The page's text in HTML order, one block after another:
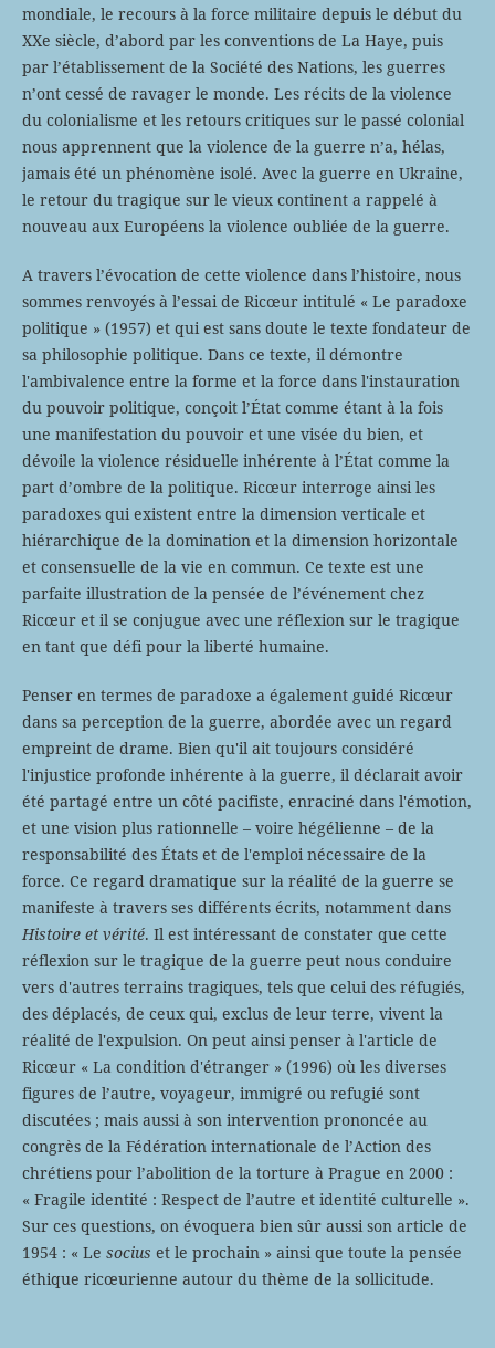
mondiale, le recours à la force militaire depuis le début du
XXe siècle, d’abord par les conventions de La Haye, puis
par l’établissement de la Société des Nations, les guerres
n’ont cessé de ravager le monde. Les récits de la violence
du colonialisme et les retours critiques sur le passé colonial
nous apprennent que la violence de la guerre n’a, hélas,
jamais été un phénomène isolé. Avec la guerre en Ukraine,
le retour du tragique sur le vieux continent a rappelé à
nouveau aux Européens la violence oubliée de la guerre.
A travers l’évocation de cette violence dans l’histoire, nous
sommes renvoyés à l’essai de Ricœur intitulé « Le paradoxe
politique » (1957) et qui est sans doute le texte fondateur de
sa philosophie politique. Dans ce texte, il démontre
l'ambivalence entre la forme et la force dans l'instauration
du pouvoir politique, conçoit l’État comme étant à la fois
une manifestation du pouvoir et une visée du bien, et
dévoile la violence résiduelle inhérente à l’État comme la
part d’ombre de la politique. Ricœur interroge ainsi les
paradoxes qui existent entre la dimension verticale et
hiérarchique de la domination et la dimension horizontale
et consensuelle de la vie en commun. Ce texte est une
parfaite illustration de la pensée de l’événement chez
Ricœur et il se conjugue avec une réflexion sur le tragique
en tant que défi pour la liberté humaine.
Penser en termes de paradoxe a également guidé Ricœur
dans sa perception de la guerre, abordée avec un regard
empreint de drame. Bien qu'il ait toujours considéré
l'injustice profonde inhérente à la guerre, il déclarait avoir
été partagé entre un côté pacifiste, enraciné dans l'émotion,
et une vision plus rationnelle – voire hégélienne – de la
responsabilité des États et de l'emploi nécessaire de la
force. Ce regard dramatique sur la réalité de la guerre se
manifeste à travers ses différents écrits, notamment dans
Histoire et vérité. Il est intéressant de constater que cette
réflexion sur le tragique de la guerre peut nous conduire
vers d'autres terrains tragiques, tels que celui des réfugiés,
des déplacés, de ceux qui, exclus de leur terre, vivent la
réalité de l'expulsion. On peut ainsi penser à l'article de
Ricœur « La condition d'étranger » (1996) où les diverses
figures de l’autre, voyageur, immigré ou refugié sont
discutées ; mais aussi à son intervention prononcée au
congrès de la Fédération internationale de l’Action des
chrétiens pour l’abolition de la torture à Prague en 2000 :
« Fragile identité : Respect de l’autre et identité culturelle ».
Sur ces questions, on évoquera bien sûr aussi son article de
1954 : « Le socius et le prochain » ainsi que toute la pensée
éthique ricœurienne autour du thème de la sollicitude.